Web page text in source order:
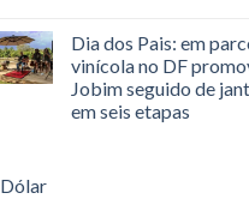
Dia dos Pais: em
vinícola no DF
Jobim seguido de
em seis etapas
Dólar